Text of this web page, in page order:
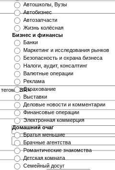
Автошколы, Вузы
Автобизнес
Автозапчасти
Жизнь колёсная
Бизнес и финансы
Банки
Маркетинг и исследования рынков
Безопасность и охрана бизнеса
Налоги, аудит, консалтинг
Валютные операции
Реклама
Страхование
Выставки
Деловые новости и комментарии
Финансовые операции
Электронная коммерция
Домашний очаг
Братья меньшие
Брачные агентства
Романтические знакомства
Детская комната
Семейный досуг
<BR>